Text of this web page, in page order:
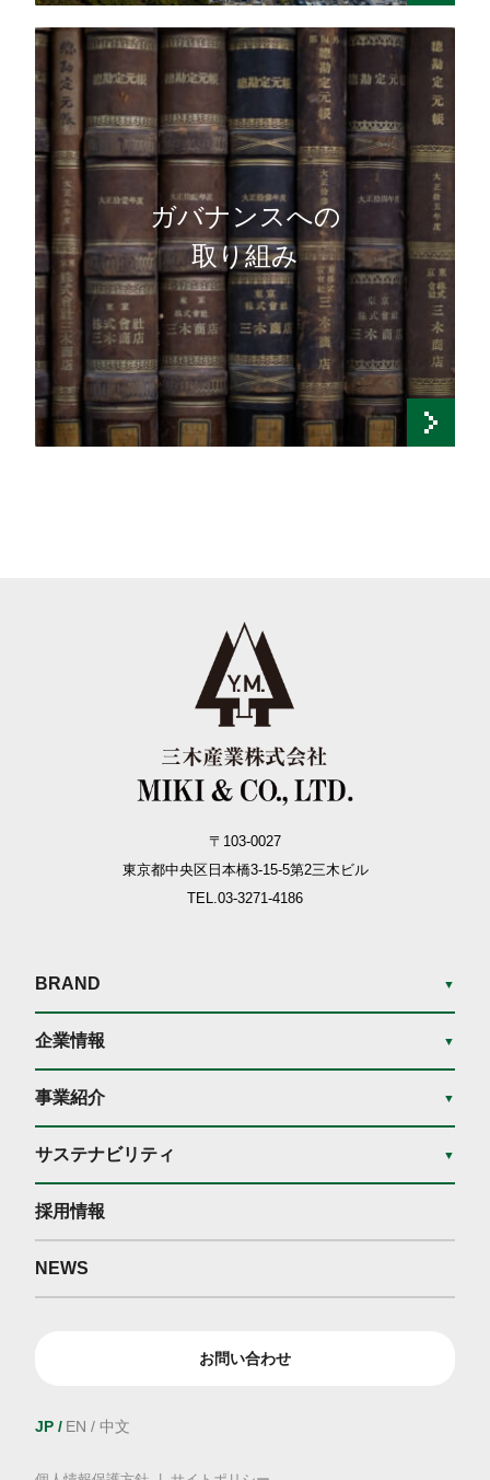
ガバナンスへの
取り組み
〒103-0027
東京都中央区日本橋3-15-5第2三木ビル
TEL.03-3271-4186
BRAND ▼
企業情報 ▼
事業紹介 ▼
サステナビリティ ▼
採用情報
NEWS
お問い合わせ
JP EN 中文